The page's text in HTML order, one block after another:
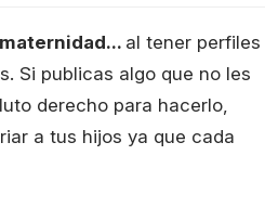
al tener perfiles
Si publicas algo que no les
derecho para hacerlo,
a tus hijos ya que cada